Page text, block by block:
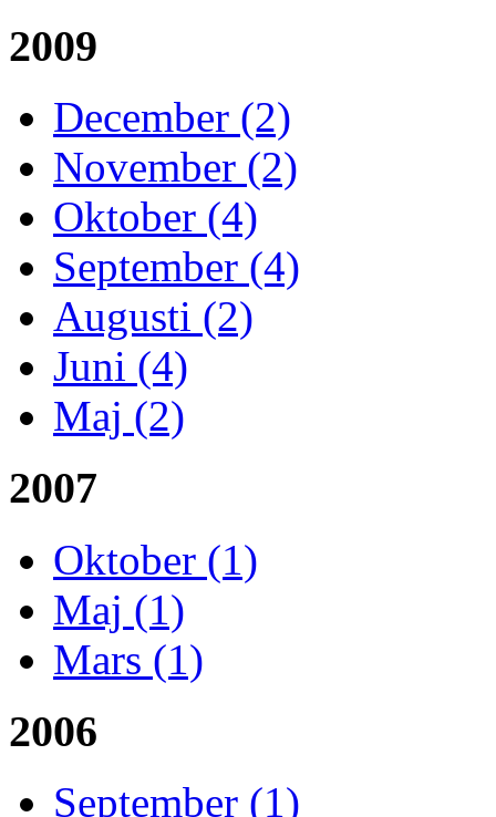
2009
December (2)
November (2)
Oktober (4)
September (4)
Augusti (2)
Juni (4)
Maj (2)
2007
Oktober (1)
Maj (1)
Mars (1)
2006
September (1)